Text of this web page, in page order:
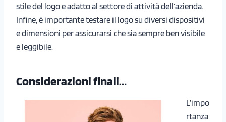
stile del logo e adatto al settore di attività dell’azienda.
Infine, è importante testare il logo su diversi dispositivi
e dimensioni per assicurarsi che sia sempre ben visibile
e leggibile.
Considerazioni finali…
L’impo
rtanza